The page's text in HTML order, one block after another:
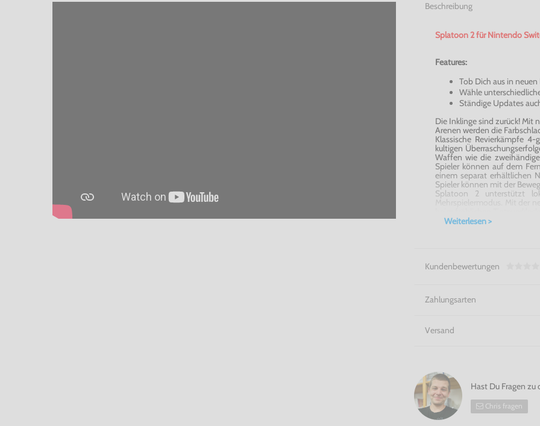
Beschreibung
Splatoon 2 für Nintendo
Features:
Tob Dich aus in neuen
Wähle
Ständige Updates
Die Inklinge sind zurück! Mit
Arenen werden die
Klassische Revierkämpfe
kultigen
Waffen wie die
Spieler können auf dem
einem separat erhältlichen
Spieler können mit der
Splatoon 2 unterstützt
Auch nach der
Weiterlesen >
Kundenbewertungen
Zahlungsarten
Versand
Hast Du Fragen zu
Chris fragen